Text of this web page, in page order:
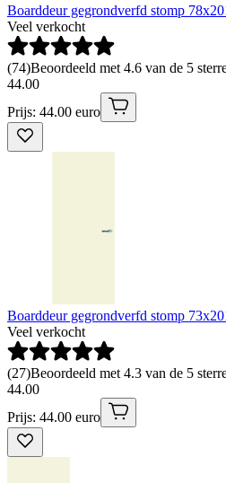
Boarddeur gegrondverfd stomp
Veel verkocht
(74)Beoordeeld met 4.6 van de 5
44.00
Prijs: 44.00 euro
Boarddeur gegrondverfd stomp
Veel verkocht
(27)Beoordeeld met 4.3 van de 5
44.00
Prijs: 44.00 euro